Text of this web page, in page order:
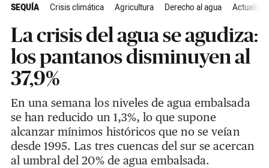
SEQUÍA Crisis climática Agricultura Derecho al agua
La crisis del agua se agudiza:
los pantanos disminuyen al
37,9%
En una semana los niveles de agua embalsada
se han reducido un 1,3%, lo que supone
alcanzar mínimos históricos que no se veían
desde 1995. Las tres cuencas del sur se acercan
al umbral del 20% de agua embalsada.